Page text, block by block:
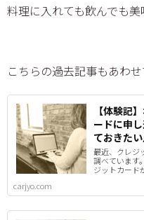
料理に入れても飲んでも美
こちらの過去記事もあわせ
【体験記
ードに申
ておきた
最近、クレジ
調べています
ジットカード
carjyo.com